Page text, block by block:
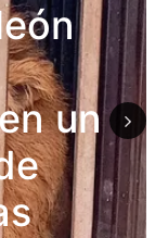
un
Next